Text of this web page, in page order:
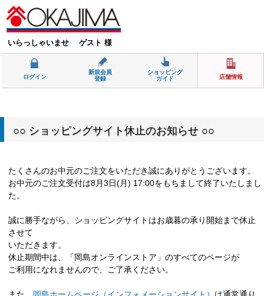
いらっしゃいませ ゲスト 様
ログイン
新規会員
登録
ショッピング
ガイド
店舗情報
○○ ショッピングサイト休止のお知らせ ○○
たくさんのお中元のご注文をいただき誠にありがとうございます。
お中元のご注文受付は8月3日(月) 17:00をもちまして終了いたしまし
た。
誠に勝手ながら、ショッピングサイトはお歳暮の承り開始まで休止
させて
いただきます。
休止期間中は、「岡島オンラインストア」のすべてのページが
ご利用になれませんので、ご了承ください。
また、 岡島ホームページ（インフォメーションサイト） は通常通り